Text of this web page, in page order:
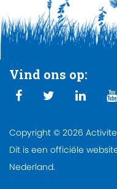
Vind ons op:
Copyright © 2026
Dit is een officiële
Nederland.